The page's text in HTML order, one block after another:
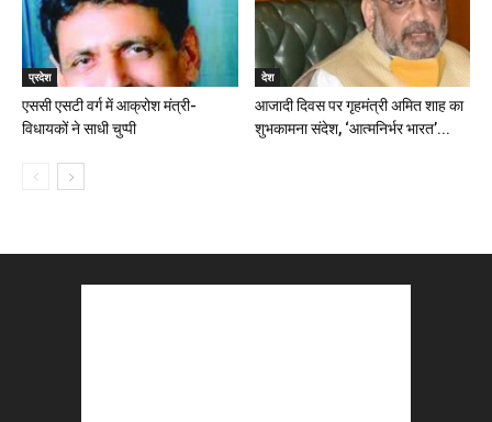
प्रदेश
एससी एसटी वर्ग में आक्रोश मंत्री-
विधायकों ने साधी चुप्पी
देश
आजादी दिवस पर गृहमंत्री अमित शाह का
शुभकामना संदेश, ‘आत्मनिर्भर भारत’...